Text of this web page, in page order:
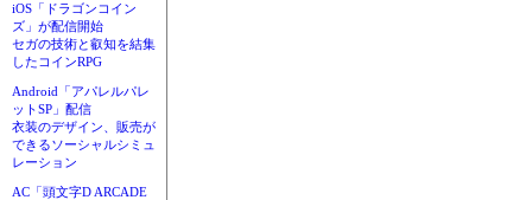
iOS「ドラゴンコイン
ズ」が配信開始
セガの技術と叡知を結集
したコインRPG
Android「アパレルパレ
ットSP」配信
衣装のデザイン、販売が
できるソーシャルシミュ
レーション
AC「頭文字D ARCADE